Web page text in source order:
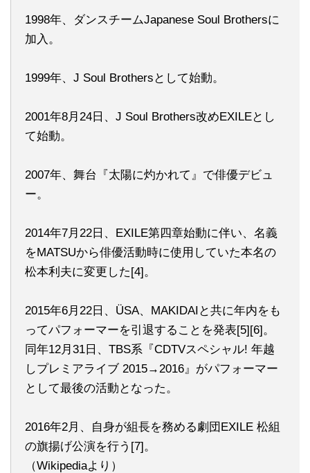
1998年、ダンスチームJapanese Soul Brothersに
加入。
1999年、J Soul Brothersとして始動。
2001年8月24日、J Soul Brothers改めEXILEとし
て始動。
2007年、舞台『太陽に灼かれて』で俳優デビュ
ー。
2014年7月22日、EXILE第四章始動に伴い、名義
をMATSUから俳優活動時に使用していた本名の
松本利夫に変更した[4]。
2015年6月22日、ÜSA、MAKIDAIと共に年内をも
ってパフォーマーを引退することを発表[5][6]。
同年12月31日、TBS系『CDTVスペシャル! 年越
しプレミアライブ 2015→2016』がパフォーマー
として最後の活動となった。
2016年2月、自身が組長を務める劇団EXILE 松組
の旗揚げ公演を行う[7]。
（Wikipediaより）